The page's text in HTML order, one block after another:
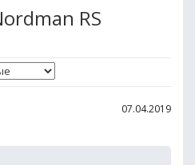
RS
07.04.2019